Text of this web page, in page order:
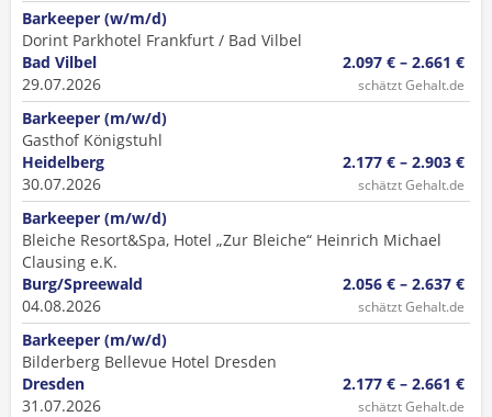
Barkeeper (w/m/d)
Dorint Parkhotel Frankfurt / Bad Vilbel
Bad Vilbel
29.07.2026
2.097 € – 2.661 €
schätzt Gehalt.de
Barkeeper (m/w/d)
Gasthof Königstuhl
Heidelberg
30.07.2026
2.177 € – 2.903 €
schätzt Gehalt.de
Barkeeper (m/w/d)
Bleiche Resort&Spa, Hotel „Zur Bleiche“ Heinrich Michael
Clausing e.K.
Burg/Spreewald
04.08.2026
2.056 € – 2.637 €
schätzt Gehalt.de
Barkeeper (m/w/d)
Bilderberg Bellevue Hotel Dresden
Dresden
31.07.2026
2.177 € – 2.661 €
schätzt Gehalt.de